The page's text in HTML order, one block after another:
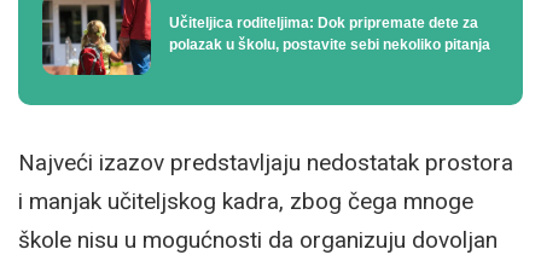
Učiteljica roditeljima: Dok pripremate dete za
polazak u školu, postavite sebi nekoliko pitanja
Najveći izazov predstavljaju nedostatak prostora
i manjak učiteljskog kadra, zbog čega mnoge
škole nisu u mogućnosti da organizuju dovoljan